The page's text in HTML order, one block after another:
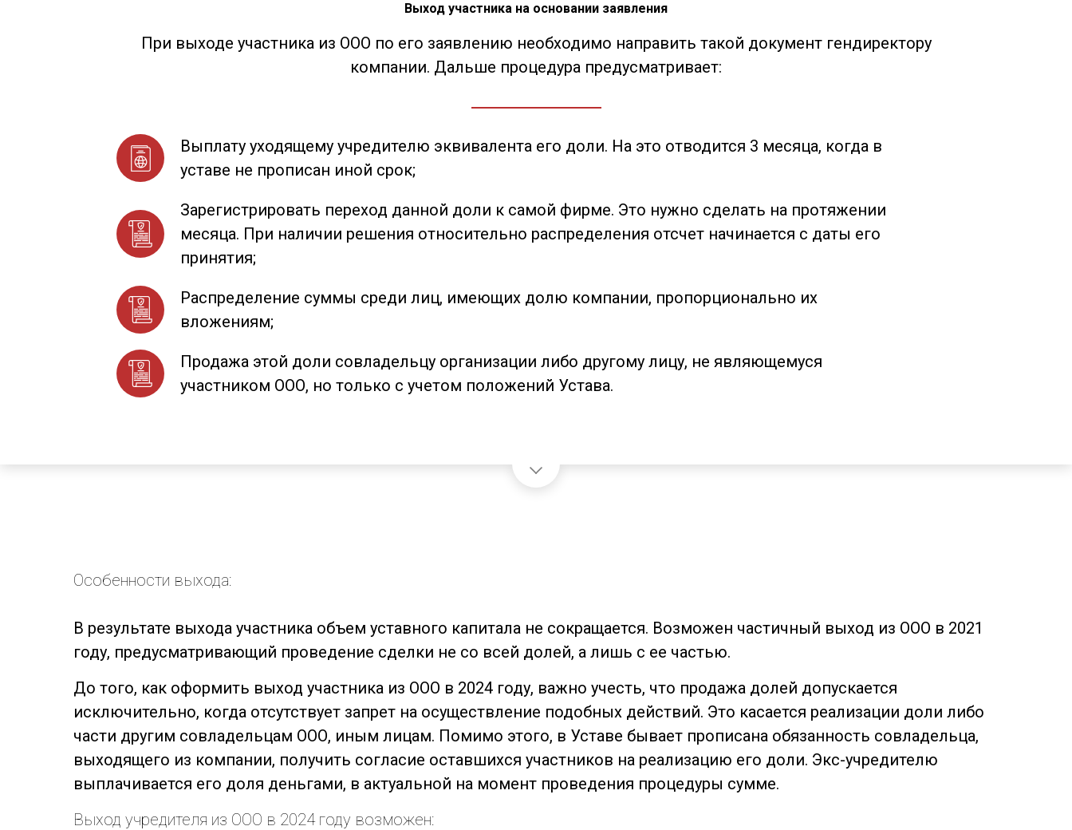
Выход участника на основании заявления
При выходе участника из ООО по его заявлению необходимо направить такой документ гендиректору
компании. Дальше процедура предусматривает:
Выплату уходящему учредителю эквивалента его доли. На это отводится 3 месяца, когда в
уставе не прописан иной срок;
Зарегистрировать переход данной доли к самой фирме. Это нужно сделать на протяжении
месяца. При наличии решения относительно распределения отсчет начинается с даты его
принятия;
Распределение суммы среди лиц, имеющих долю компании, пропорционально их
вложениям;
Продажа этой доли совладельцу организации либо другому лицу, не являющемуся
участником ООО, но только с учетом положений Устава.
Особенности выхода:
В результате выхода участника объем уставного капитала не сокращается. Возможен частичный выход из ООО в 2021
году, предусматривающий проведение сделки не со всей долей, а лишь с ее частью.
До того, как оформить выход участника из ООО в 2024 году, важно учесть, что продажа долей допускается
исключительно, когда отсутствует запрет на осуществление подобных действий. Это касается реализации доли либо
части другим совладельцам ООО, иным лицам. Помимо этого, в Уставе бывает прописана обязанность совладельца,
выходящего из компании, получить согласие оставшихся участников на реализацию его доли. Экс-учредителю
выплачивается его доля деньгами, в актуальной на момент проведения процедуры сумме.
Выход учредителя из ООО в 2024 году возможен: